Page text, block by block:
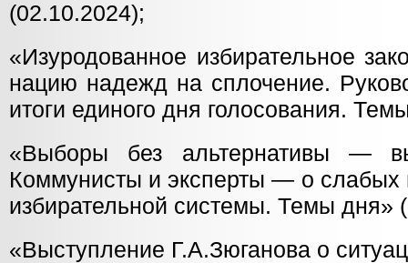
(02.10.2024);
«Изуродованное избирательное
нацию надежд на сплочение.
итоги единого дня голосования.
«Выборы без альтернативы —
Коммунисты и эксперты — о слабых
избирательной системы. Темы дня»
«Выступление Г.А.Зюганова о